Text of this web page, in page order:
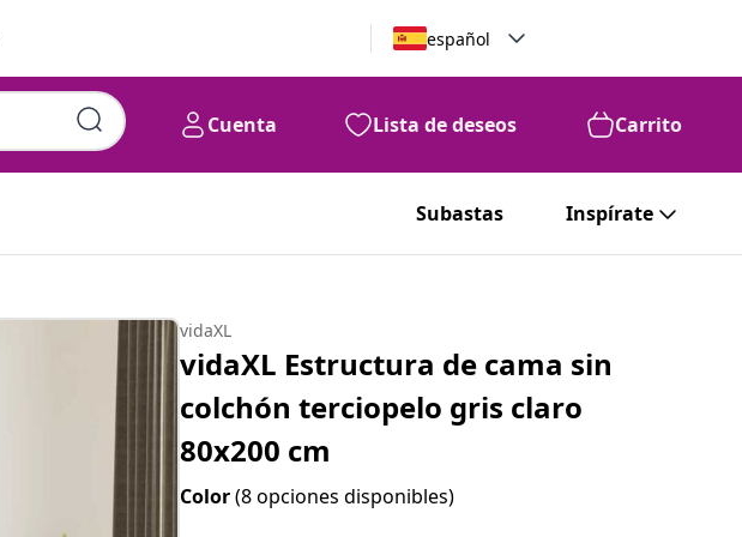
español
Cuenta Lista de deseos Carrito
Subastas Inspírate
vidaXL
vidaXL Estructura de cama sin
colchón terciopelo gris claro
80x200 cm
Color(8 opciones disponibles)